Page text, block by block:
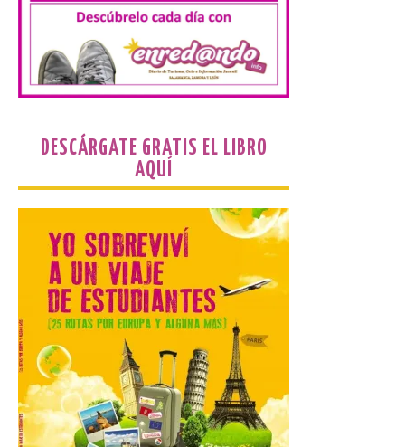
Enseñanzas no
universitarias. Datos
avance 2025-2026 con las
cifras actualizadas del curso escolar
recién finalizado. El Grado Básico crece
un 2,1%, el Grado Medio un 2,7%, el Grado
Superior un 2,3% y los cursos […]
La 69FIDMA ha acogido
este domingo una nueva
edición del Día de León y
Astorga.
10 Ago 2026
El presidente de la
Diputación de León,
Gerardo Álvarez Courel, y
el vicepresidente Roberto
Aller han participado en el
acto institucional organizado con motivo
del Día de León. Organizada por la
Cámara de Comercio de Gijón, FIDMA es
una feria […]
DESCÁRGATE GRATIS EL LIBRO
AQUÍ